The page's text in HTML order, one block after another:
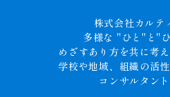
株式会社カルテ
多様な "ひと"と"
めざすあり方を共に考
学校や地域、組織の活
コンサルタン